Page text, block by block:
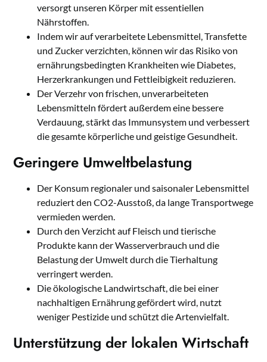
versorgt unseren Körper mit essentiellen
Nährstoffen.
Indem wir auf verarbeitete Lebensmittel, Transfette
und Zucker verzichten, können wir das Risiko von
ernährungsbedingten Krankheiten wie Diabetes,
Herzerkrankungen und Fettleibigkeit reduzieren.
Der Verzehr von frischen, unverarbeiteten
Lebensmitteln fördert außerdem eine bessere
Verdauung, stärkt das Immunsystem und verbessert
die gesamte körperliche und geistige Gesundheit.
Geringere Umweltbelastung
Der Konsum regionaler und saisonaler Lebensmittel
reduziert den CO2-Ausstoß, da lange Transportwege
vermieden werden.
Durch den Verzicht auf Fleisch und tierische
Produkte kann der Wasserverbrauch und die
Belastung der Umwelt durch die Tierhaltung
verringert werden.
Die ökologische Landwirtschaft, die bei einer
nachhaltigen Ernährung gefördert wird, nutzt
weniger Pestizide und schützt die Artenvielfalt.
Unterstützung der lokalen Wirtschaft